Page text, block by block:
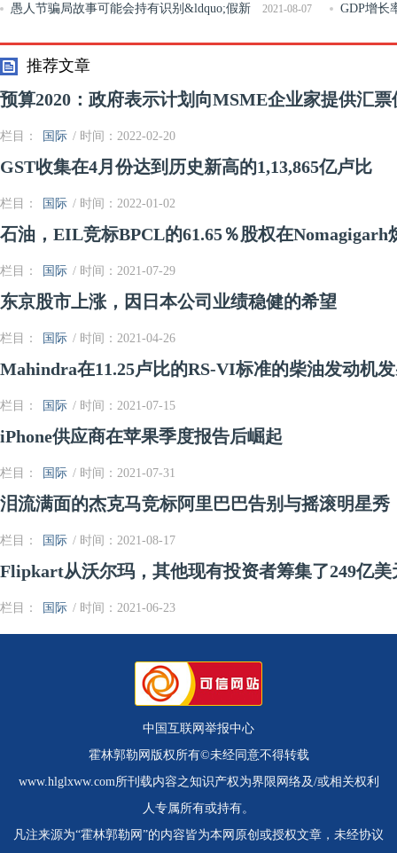
测的吗？ 看生活，预
2021-08-07
愚人节骗局故事可能会持有识别&ldquo;假新
闻&rdquo;的关键
GDP增长
这家财政会
推荐文章
预算2020：政府表示计划向MSME企业家提供汇票
栏目： 国际 / 时间：2022-02-20
GST收集在4月份达到历史新高的1,13,865亿卢比
栏目： 国际 / 时间：2022-01-02
石油，EIL竞标BPCL的61.65％股权在Nomagigarh
栏目： 国际 / 时间：2021-07-29
东京股市上涨，因日本公司业绩稳健的希望
栏目： 国际 / 时间：2021-04-26
Mahindra在11.25卢比的RS-VI标准的柴油发动机
栏目： 国际 / 时间：2021-07-15
iPhone供应商在苹果季度报告后崛起
栏目： 国际 / 时间：2021-07-31
泪流满面的杰克马竞标阿里巴巴告别与摇滚明星秀
栏目： 国际 / 时间：2021-08-17
Flipkart从沃尔玛，其他现有投资者筹集了249亿美
栏目： 国际 / 时间：2021-06-23
中国互联网举报中心
霍林郭勒网版权所有©未经同意不得转载
www.hlglxww.com所刊载内容之知识产权为界限网络及/或相关权利
人专属所有或持有。
凡注来源为“霍林郭勒网”的内容皆为本网原创或授权文章，未经协议